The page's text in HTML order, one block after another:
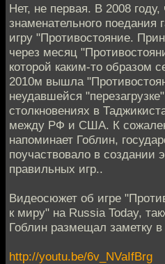
Нет, не первая. В 2008
знаменательного поедания
игру "Противостояние.
через месяц
которой каким-то образом
2010м вышла
неудавшейся
столкновениях в
между РФ и США. К
напоминает Гоблин,
поучаствовало в создании
правильных игр..
Видеосюжет об игре
к миру" на Russia Today,
Гоблин размещал заметку в
http://youtu.be/6v_NVaIfBrg